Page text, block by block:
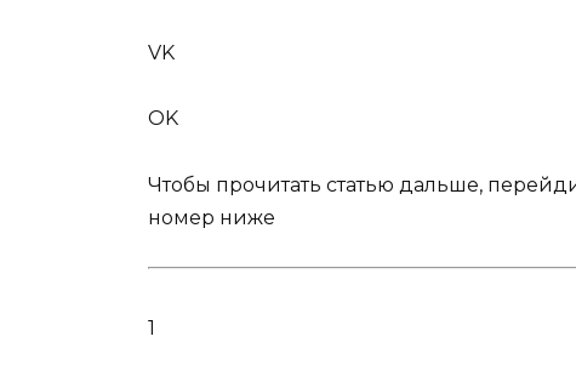
VK
OK
Чтобы прочитать статью дальше,
номер ниже
1